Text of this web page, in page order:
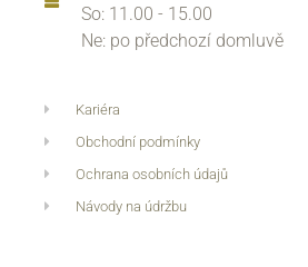
So: 11.00 - 15.00
Ne: po předchozí domluvě
Kariéra
Obchodní podmínky
Ochrana osobních údajů
Návody na údržbu